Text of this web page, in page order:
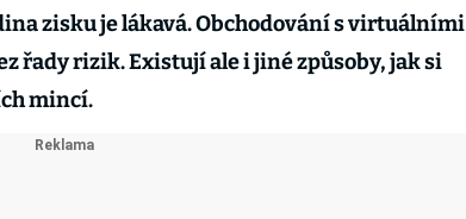
zisku je lákavá. Obchodování s virtuálními
řady rizik. Existují ale i jiné způsoby, jak si
mincí.